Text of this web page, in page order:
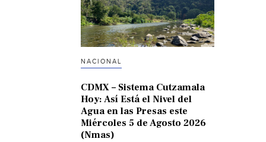
NACIONAL
CDMX – Sistema Cutzamala
Hoy: Así Está el Nivel del
Agua en las Presas este
Miércoles 5 de Agosto 2026
(Nmas)